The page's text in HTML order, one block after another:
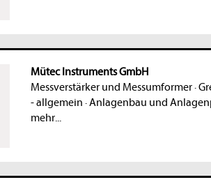
Mütec Instruments GmbH
Messverstärker und Messumformer·
- allgemein ·Anlagenbau und
mehr...